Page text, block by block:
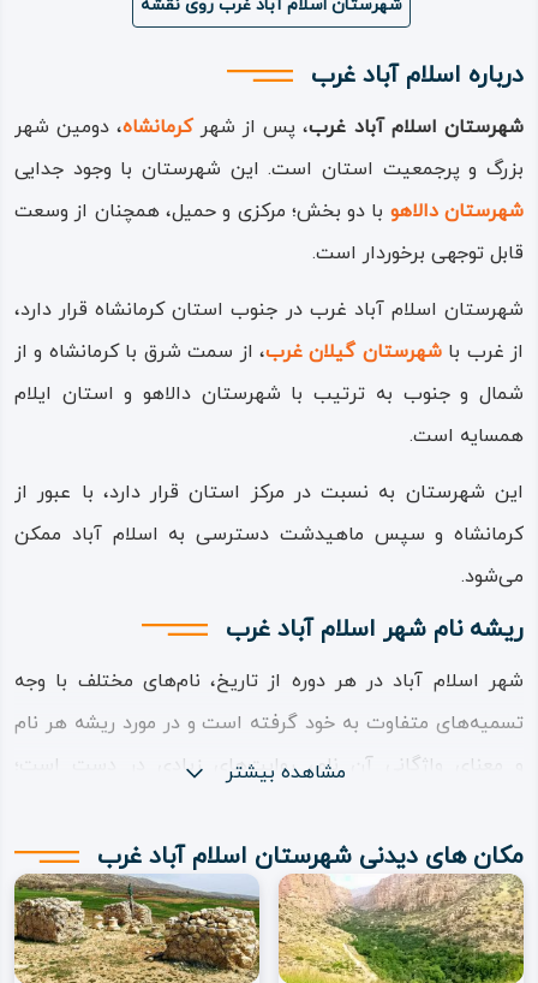
شهرستان اسلام‌ آباد غرب روی نقشه
درباره اسلام‌ آباد غرب
شهرستان اسلام‌ آباد غرب، پس از شهرکرمانشاه، دومین شهر
بزرگ و پرجمعیت استان است. این شهرستان با وجود جدایی
شهرستان دالاهو با دو بخش؛ مرکزی و حمیل، همچنان از وسعت
قابل توجهی برخوردار است.
شهرستان اسلام‌ آباد غرب در جنوب استان کرمانشاه قرار دارد،
از غرب باشهرستان گیلان‌ غرب، از سمت شرق با کرمانشاه و از
شمال و جنوب به ترتیب با شهرستان دالاهو و استان ایلام
همسایه است.
این شهرستان به نسبت در مرکز استان قرار دارد، با عبور از
کرمانشاه و سپس ماهیدشت دسترسی به اسلام‌ آباد ممکن
می‌شود.
ریشه نام شهر اسلام‌ آباد غرب
شهر اسلام‌ آباد در هر دوره از تاریخ، نام‌های مختلف با وجه‌
تسمیه‌ها‌ی متفاوت به خود گرفته است و در مورد ریشه هر نام
و معنای واژگانی آن نام، روایت‌های زیادی در دست است؛
مسالک‌ الممالک و بر اساس نظر کسانی چون حمدالله مستوفی و
حکیم اصطخری، نام «مه‌ نده‌ لیا» یا «مه‌ ده‌ لیا» بوده که گویی
اشتقاقی از ترکیبات اسمی «مادیا» و «مادی» با پس‌وند مکان‌
ساز و جمع‌ ساز «یا» و «یان» در زبان محلی بوده است.
مشاهده بیشتر
مکان های دیدنی شهرستان اسلام‌ آباد غرب